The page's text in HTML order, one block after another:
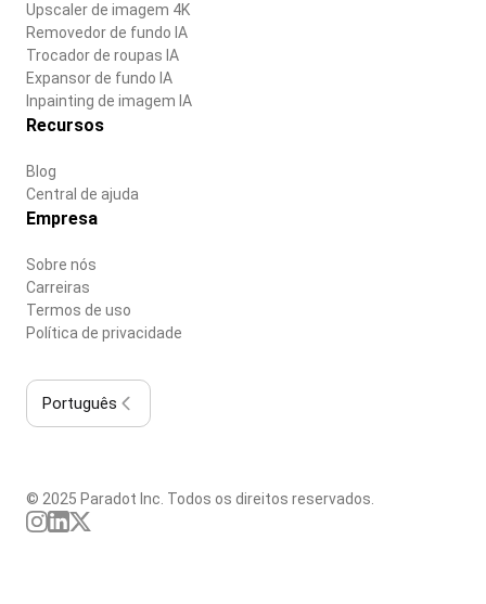
Upscaler de imagem 4K
Removedor de fundo IA
Trocador de roupas IA
Expansor de fundo IA
Inpainting de imagem IA
Recursos
Blog
Central de ajuda
Empresa
Sobre nós
Carreiras
Termos de uso
Política de privacidade
Português
© 2025 Paradot Inc. Todos os direitos reservados.